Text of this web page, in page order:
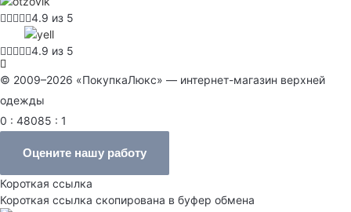
4.9 из 5
4.9 из 5
© 2009–2026 «ПокупкаЛюкс» — интернет-магазин верхней
одежды
0 : 48085 : 1
Оцените нашу работу
Короткая ссылка
Короткая ссылка скопирована в буфер обмена